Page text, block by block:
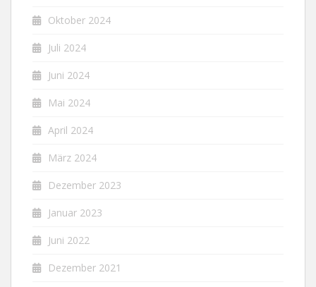
Oktober 2024
Juli 2024
Juni 2024
Mai 2024
April 2024
März 2024
Dezember 2023
Januar 2023
Juni 2022
Dezember 2021